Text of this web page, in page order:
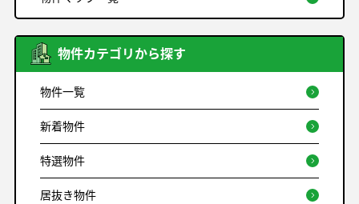
物件カテゴリから探す
物件一覧
新着物件
特選物件
居抜き物件